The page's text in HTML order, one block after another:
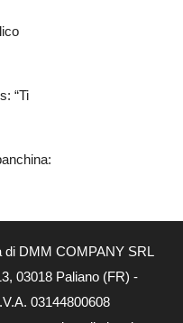
“Ti
di DMM COMPANY SRL
03018 Paliano (FR) -
03144800608